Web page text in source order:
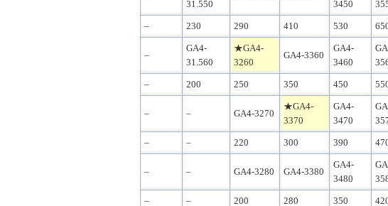
31.550
3450
– 230 290 410 530
–
GA4-
31.560
★GA4-
3260
GA4-3360
GA4-
3460
– 200 250 350 450
– – GA4-3270
★GA4-
3370
GA4-
3470
– – 220 300 390
– – GA4-3280 GA4-3380
GA4-
3480
– – 200 280 350